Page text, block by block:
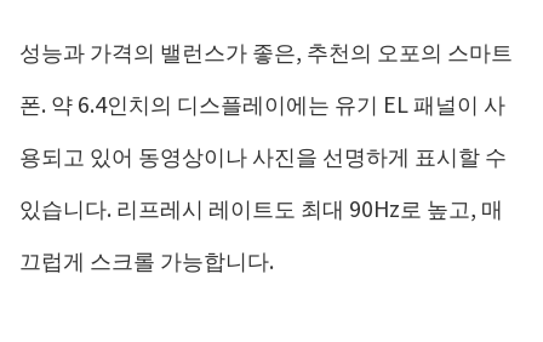
성능과 가격의 밸런스가 좋은, 추천의 오포의 스마트
폰. 약 6.4인치의 디스플레이에는 유기 EL 패널이 사
용되고 있어 동영상이나 사진을 선명하게 표시할 수
있습니다. 리프레시 레이트도 최대 90Hz로 높고, 매
끄럽게 스크롤 가능합니다.